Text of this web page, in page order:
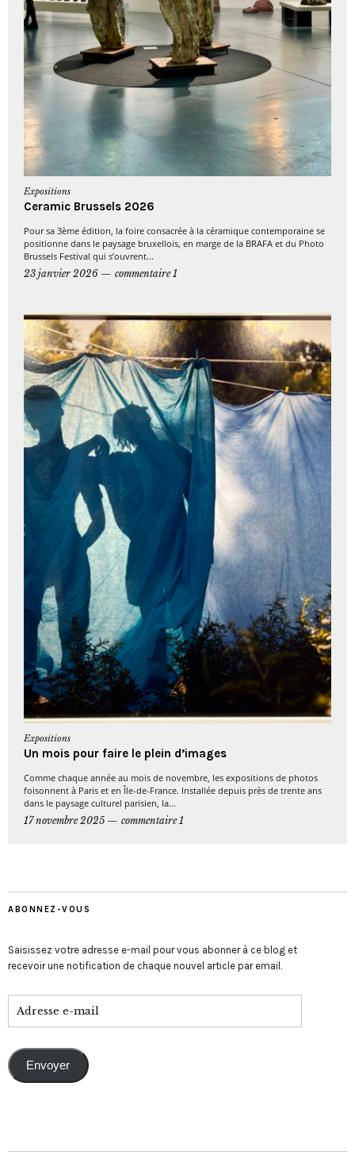
Expositions
Ceramic Brussels 2026
Pour sa 3ème édition, la foire consacrée à la céramique contemporaine se
positionne dans le paysage bruxellois, en marge de la BRAFA et du Photo
Brussels Festival qui s’ouvrent...
23 janvier 2026
commentaire 1
Expositions
Un mois pour faire le plein d’images
Comme chaque année au mois de novembre, les expositions de photos
foisonnent à Paris et en Île-de-France. Installée depuis près de trente ans
dans le paysage culturel parisien, la...
17 novembre 2025
commentaire 1
ABONNEZ-VOUS
Saisissez votre adresse e-mail pour vous abonner à ce blog et
recevoir une notification de chaque nouvel article par email.
Envoyer